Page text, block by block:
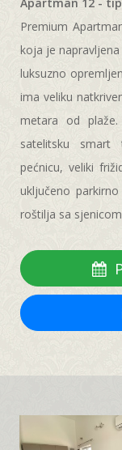
Premium
koja je
luksuzno
ima veliku
metara od
satelitsku smart
pećnicu, veliki
uključeno
roštilja sa